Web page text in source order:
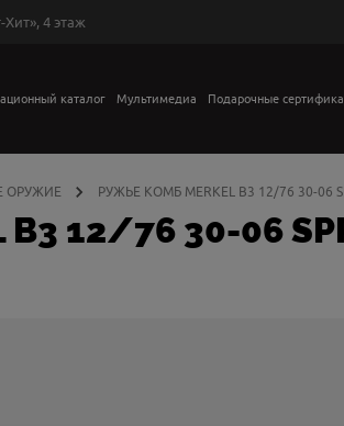
4 этаж
каталог Мультимедиа Подарочные
ОРУЖИЕ РУЖЬЕ КОМБ MERKEL B3 12/76 30-
B3 12/76 30-06